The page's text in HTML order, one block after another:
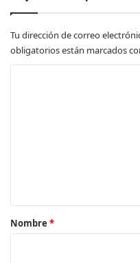
Tu dirección de correo
obligatorios están marcados
r
Nombre *